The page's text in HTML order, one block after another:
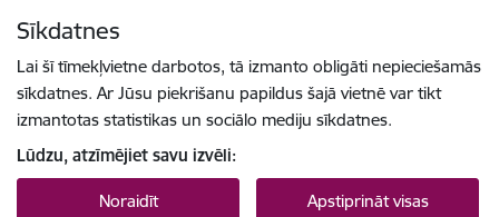
Sīkdatnes
Lai šī tīmekļvietne darbotos, tā izmanto obligāti nepieciešamās
sīkdatnes. Ar Jūsu piekrišanu papildus šajā vietnē var tikt
izmantotas statistikas un sociālo mediju sīkdatnes.
Lūdzu, atzīmējiet savu izvēli:
Noraidīt Apstiprināt visas